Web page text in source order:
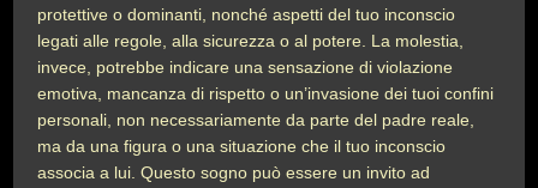
protettive o dominanti, nonché aspetti del tuo inconscio
legati alle regole, alla sicurezza o al potere. La molestia,
invece, potrebbe indicare una sensazione di violazione
emotiva, mancanza di rispetto o un’invasione dei tuoi confini
personali, non necessariamente da parte del padre reale,
ma da una figura o una situazione che il tuo inconscio
associa a lui. Questo sogno può essere un invito ad